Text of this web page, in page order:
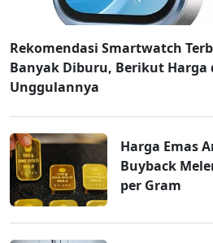
Rekomendasi Smartwatch
Banyak Diburu, Berikut Harga
Unggulannya
Harga Emas
Buyback
per Gram